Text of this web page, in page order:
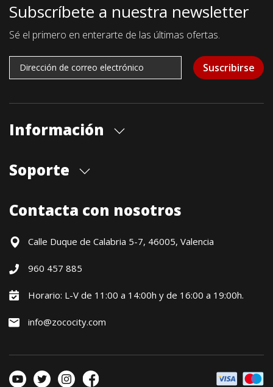
Subscríbete a nuestra newsletter
Sé el primero en enterarte de las últimas ofertas.
Suscribirse
Información
Cita previa tienda
Contacto
Soporte
Formas de pago
Devoluciones / Garantía
Política precio mínimo garantizado
Financiación CETELEM
Condiciones generales
Contacta con nosotros
Calle Duque de Calabria 5-7, 46005, Valencia
960 457 885
Horario: L-V de 11:00 a 14:00h y de 16:00 a 19:00h.
info@zococity.com